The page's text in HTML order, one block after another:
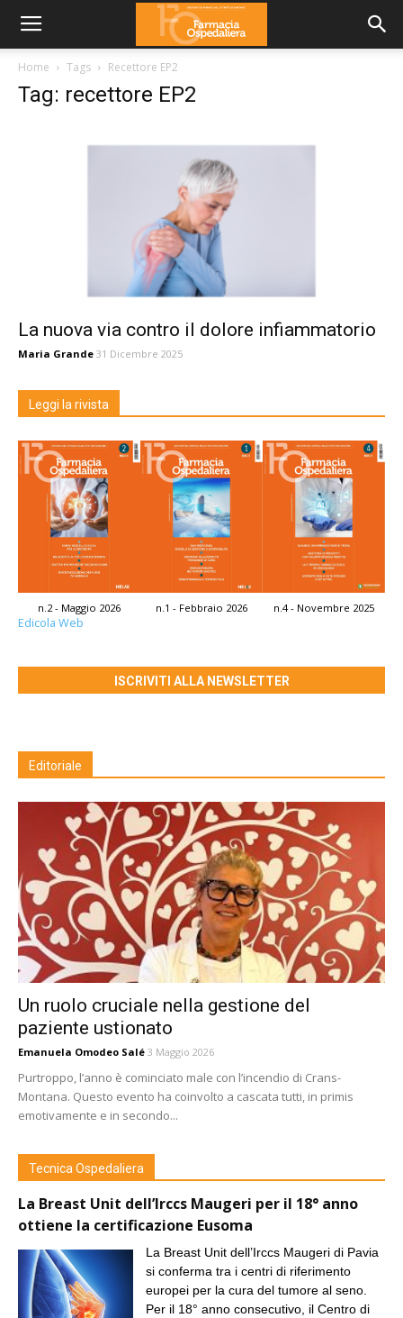
Home Tags Recettore EP2
Tag: recettore EP2
La nuova via contro il dolore infiammatorio
Maria Grande 31 Dicembre 2025
Leggi la rivista
n.2 - Maggio 2026 n.1 - Febbraio 2026 n.4 - Novembre 2025
Edicola Web
ISCRIVITI ALLA NEWSLETTER
Editoriale
Un ruolo cruciale nella gestione del
paziente ustionato
Emanuela Omodeo Salé 3 Maggio 2026
Purtroppo, l’anno è cominciato male con l’incendio di Crans-
Montana. Questo evento ha coinvolto a cascata tutti, in primis
emotivamente e in secondo...
Tecnica Ospedaliera
La Breast Unit dell’Irccs Maugeri per il 18° anno
ottiene la certificazione Eusoma
La Breast Unit dell’Irccs Maugeri di Pavia
si conferma tra i centri di riferimento
europei per la cura del tumore al seno.
Per il 18° anno consecutivo, il Centro di